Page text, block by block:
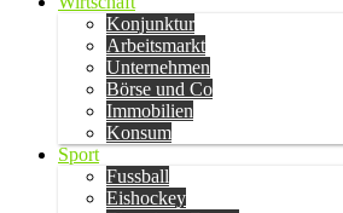
Konjunktur
Arbeitsmarkt
Unternehmen
Börse und Co
Immobilien
Konsum
Sport
Fussball
Eishockey